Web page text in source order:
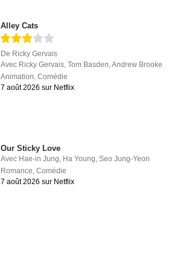
Alley Cats
De Ricky Gervais
Avec Ricky Gervais,Tom Basden,Andrew Brooke
Animation,Comédie
7 août 2026 sur Netflix
Our Sticky Love
Avec Hae-in Jung, Ha Young,Seo Jung-Yeon
Romance,Comédie
7 août 2026 sur Netflix